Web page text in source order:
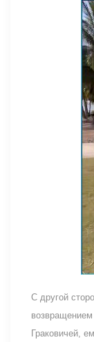
С другой
возвращением
Граковичей,